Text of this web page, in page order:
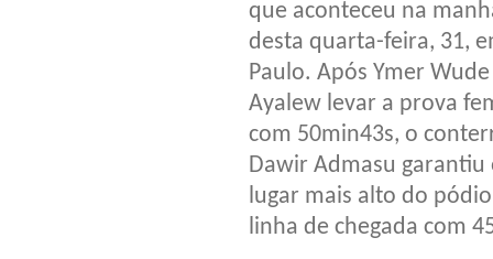
que aconteceu na
desta quarta-feira, 31,
Paulo. Após Ymer Wude
Ayalew levar a prova
com 50min43s, o
Dawir Admasu garantiu
lugar mais alto do
linha de chegada com